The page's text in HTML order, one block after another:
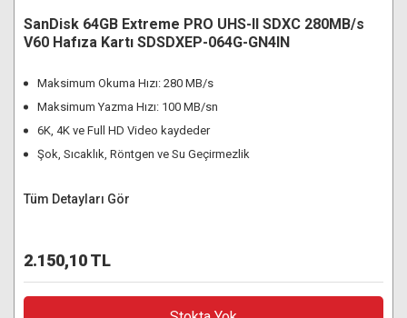
SanDisk 64GB Extreme PRO UHS-II SDXC 280MB/s
V60 Hafıza Kartı SDSDXEP-064G-GN4IN
Maksimum Okuma Hızı: 280 MB/s
Maksimum Yazma Hızı: 100 MB/sn
6K, 4K ve Full HD Video kaydeder
Şok, Sıcaklık, Röntgen ve Su Geçirmezlik
Tüm Detayları Gör
2.150,10 TL